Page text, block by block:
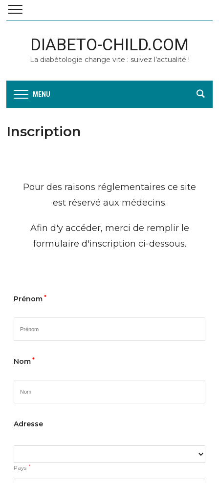
DIABETO-CHILD.COM
La diabétologie change vite : suivez l’actualité !
MENU
Inscription
Pour des raisons réglementaires ce site
est réservé aux médecins.
Afin d'y accéder, merci de remplir le
formulaire d'inscription ci-dessous.
Prénom *
Nom *
Adresse
Pays *